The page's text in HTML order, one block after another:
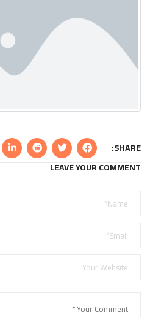
SHARE:
LEAVE YOUR COMMENT